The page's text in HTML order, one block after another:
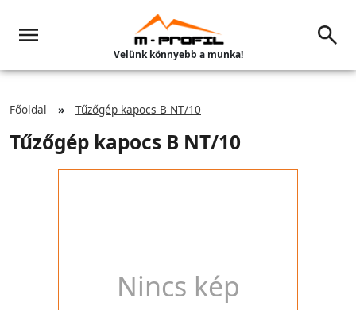
Velünk könnyebb a munka!
Főoldal Tűzőgép kapocs B NT/10
Tűzőgép kapocs B NT/10
Nincs kép